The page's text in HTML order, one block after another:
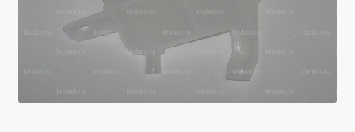
Юридические данные